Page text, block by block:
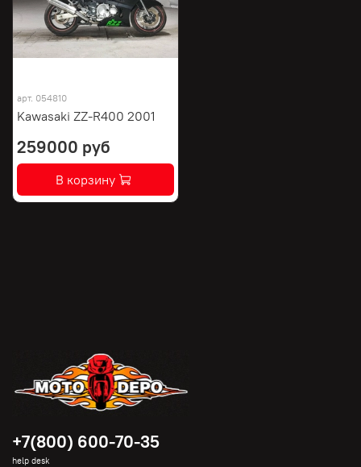
арт. 054810
Kawasaki ZZ-R400 2001
259000 руб
В корзину
+7(800) 600-70-35
help desk